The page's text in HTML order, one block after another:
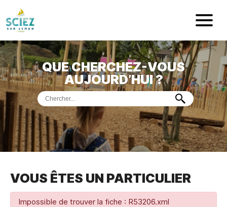
Mairie de
ACCUEIL
VOTREMAIRIE
VIE PRATIQUE
DÉMARCHES &SERVICES
PORTDE PLAISANCE
MUSÉEDE PRÉHISTOIRE ET GÉOLOGIE
QUE CHERCHEZ-VOUS
AUJOURD’HUI ?
VOUS ÊTES UN PARTICULIER
Impossible de trouver la fiche : R53206.xml